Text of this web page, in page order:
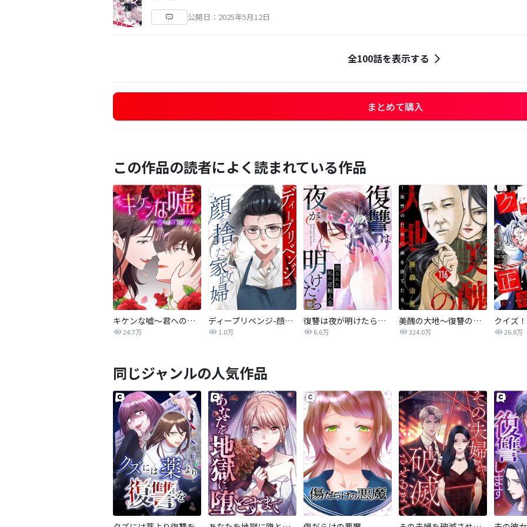
公開日：2025年5月12日
全100話を表示する
まとめて購入
この作品の読者によく読まれている作品
キケンな嘘〜君への３つのウソ〜
24.7万
ディープリベンジ-顔を捨てた家政婦-【タテヨミ】
1.0万
復讐は夜が明けたら～売られた私の逆転人生【タテヨミ】
6.6万
美醜の大地～復讐のために顔を捨てた女～
324.0万
クイズ
26.8万
同じジャンルの人気作品